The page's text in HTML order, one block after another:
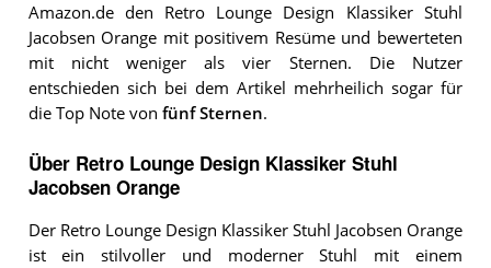
Amazon.de den Retro Lounge Design Klassiker Stuhl
Jacobsen Orange mit positivem Resüme und bewerteten
mit nicht weniger als vier Sternen. Die Nutzer
entschieden sich bei dem Artikel mehrheilich sogar für
die Top Note von fünf Sternen.
Über Retro Lounge Design Klassiker Stuhl
Jacobsen Orange
Der Retro Lounge Design Klassiker Stuhl Jacobsen Orange
ist ein stilvoller und moderner Stuhl mit einem